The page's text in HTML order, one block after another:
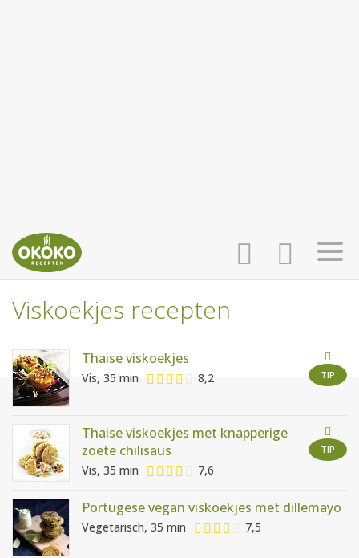
INLOGGEN
AANMELDEN
HOME
RECEPTEN
WEEKMENU'S
Viskoekjes recepten
TIP
Thaise viskoekjes
Vis, 35 min 8,2
TIP
Thaise viskoekjes met knapperige
zoete chilisaus
Vis, 35 min 7,6
Portugese vegan viskoekjes met dillemayo
Vegetarisch, 35 min 7,5